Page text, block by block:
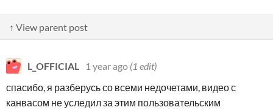
↑ View parent post
L_OFFICIAL 1 year ago (1 edit)
спасибо, я разберусь со всеми недочетами, видео с
канвасом не уследил за этим пользовательским